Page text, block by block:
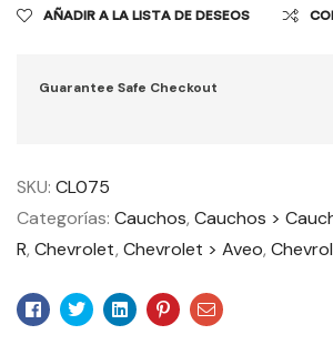
AÑADIR A LA LISTA DE DESEOS
Guarantee Safe Checkout
SKU: CL075
Categorías: Cauchos, Cauchos >
R, Chevrolet, Chevrolet > Aveo,
Facebook
TwitterLinkedinPinterest
Email